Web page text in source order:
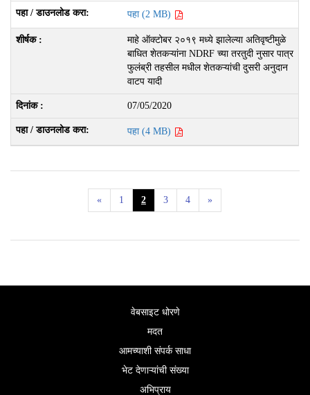
पहा (2 MB)
माहे ऑक्टोबर २०१९ मध्ये झालेल्या अतिवृष्टीमुळे
बाधित शेतकऱ्यांना NDRF च्या तरतुदी नुसार पात्र
फुलंब्री तहसील मधील शेतकऱ्यांची दुसरी अनुदान
वाटप यादी
07/05/2020
पहा (4 MB)
« 1 2 3 4 »
वेबसाइट धोरणे
मदत
आमच्याशी संपर्क साधा
भेट देणाऱ्यांची संख्या
अभिप्राय